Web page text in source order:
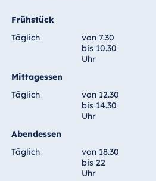
Mauritius
Resort & Spa
Frühstück
Täglich
von 7.30
bis 10.30
Uhr
Mittagessen
Täglich
von 12.30
bis 14.30
Uhr
Abendessen
Täglich
von 18.30
bis 22
Uhr